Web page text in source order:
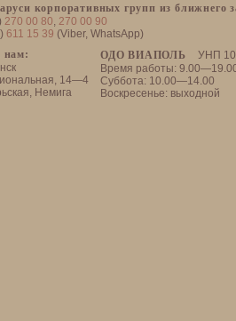
корпоративных групп из ближнего
270 00 80, 270 00 90
611 15 39 (Viber, WhatsApp)
ОДО ВИАПОЛЬ
УНП
Время работы:
Суббота: 10.00—14.00
Воскресенье: выходной
нам:
14—4
Немига